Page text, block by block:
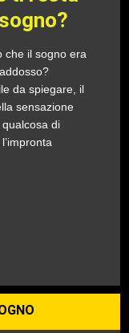
che il sogno era
da spiegare, il
sensazione
di